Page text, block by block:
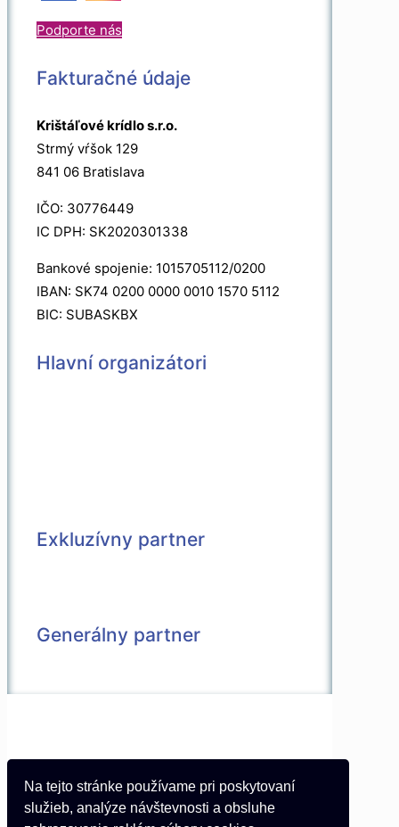
Na tejto stránke používame pri poskytovaní
služieb, analýze návštevnosti a obsluhe
Podporte nás
Fakturačné údaje
Krištáľové krídlo s.r.o.
Strmý vŕšok 129
841 06 Bratislava
IČO: 30776449
IC DPH: SK2020301338
Bankové spojenie: 1015705112/0200
IBAN: SK74 0200 0000 0010 1570 5112
BIC: SUBASKBX
Hlavní organizátori
Exkluzívny partner
Generálny partner
Kontakt
Partneri